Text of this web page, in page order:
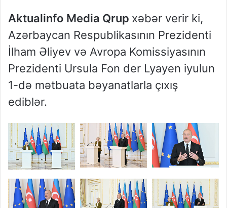
Aktualinfo Media Qrup xəbər verir ki,
Azərbaycan Respublikasının Prezidenti
İlham Əliyev və Avropa Komissiyasının
Prezidenti Ursula Fon der Lyayen iyulun
1-də mətbuata bəyanatlarla çıxış
ediblər.